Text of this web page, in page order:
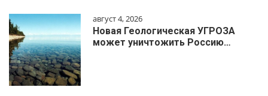
август 4, 2026
Новая Геологическая УГРОЗА
может уничтожить Россию…